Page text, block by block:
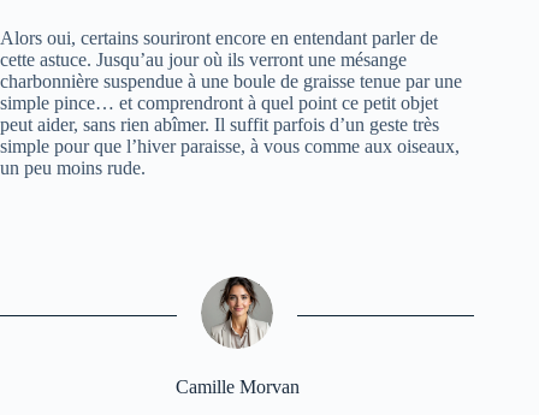
Alors oui, certains souriront encore en entendant parler de
cette astuce. Jusqu’au jour où ils verront une mésange
charbonnière suspendue à une boule de graisse tenue par une
simple pince… et comprendront à quel point ce petit objet
peut aider, sans rien abîmer. Il suffit parfois d’un geste très
simple pour que l’hiver paraisse, à vous comme aux oiseaux,
un peu moins rude.
Camille Morvan